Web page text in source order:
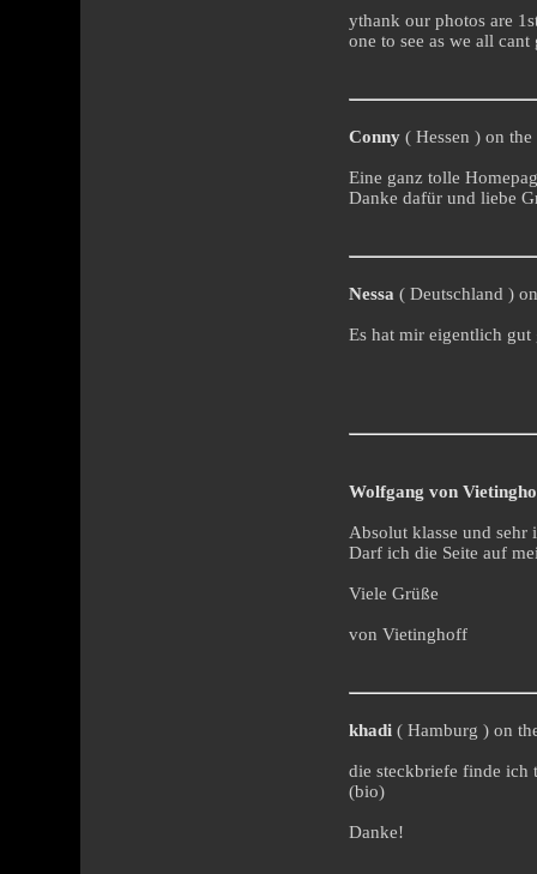
ythank our photos are
one to see as we all
Conny ( Hessen ) on
Eine ganz tolle
Danke dafür und liebe
Nessa ( Deutschland )
Es hat mir eigentlich gut
Wolfgang von
Absolut klasse und sehr
Darf ich die Seite auf
Viele Grüße
von Vietinghoff
khadi ( Hamburg ) on
die steckbriefe finde ich
(bio)
Danke!